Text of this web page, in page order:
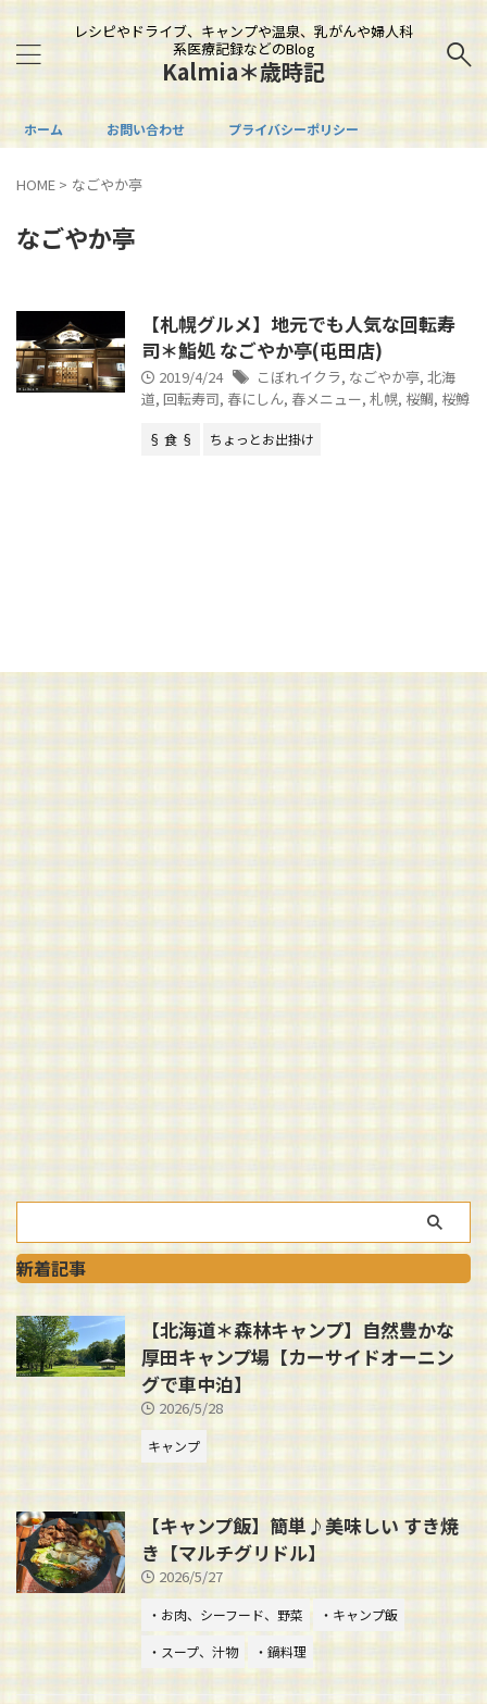
レシピやドライブ、キャンプや温泉、乳がんや婦人科
系医療記録などのBlog
Kalmia＊歳時記
ホーム お問い合わせ プライバシーポリシー
HOME > なごやか亭
なごやか亭
【札幌グルメ】地元でも人気な回転寿
司＊鮨処 なごやか亭(屯田店)
2019/4/24 こぼれイクラ, なごやか亭, 北海
道, 回転寿司, 春にしん, 春メニュー, 札幌, 桜鯛, 桜鱒
§ 食 § ちょっとお出掛け
新着記事
【北海道＊森林キャンプ】自然豊かな
厚田キャンプ場【カーサイドオーニン
グで車中泊】
2026/5/28
キャンプ
【キャンプ飯】簡単♪美味しい すき焼
き【マルチグリドル】
2026/5/27
・お肉、シーフード、野菜
・キャンプ飯
・スープ、汁物
・鍋料理